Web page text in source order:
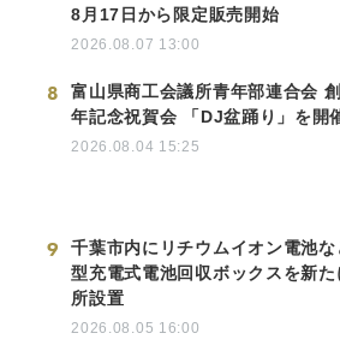
8月17日から限定販売開始
2026.08.07 13:00
8
富山県商工会議所青年部連合会
年記念祝賀会 「DJ盆踊り」を開
2026.08.04 15:25
9
千葉市内にリチウムイオン電池
型充電式電池回収ボックスを新た
所設置
2026.08.05 16:00